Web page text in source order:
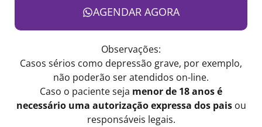
AGENDAR AGORA
Observações:
Casos sérios como depressão grave, por exemplo,
não poderão ser atendidos on-line.
Caso o paciente seja menor de 18 anos é
necessário uma autorização expressa dos paisou
responsáveis legais.